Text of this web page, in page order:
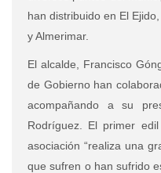
han distribuido en El
y Almerimar.
El alcalde, Francisco
de Gobierno han
acompañando a su
Rodríguez. El primer
asociación “realiza una
que sufren o han sufrido